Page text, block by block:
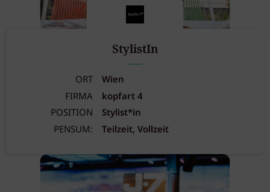
StylistIn
ORT
Wien
FIRMA
kopfart 4
POSITION
Stylist*in
PENSUM:
Teilzeit, Vollzeit